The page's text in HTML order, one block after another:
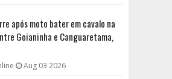
após moto bater em cavalo na
Goianinha e Canguaretama,
Aug 03 2026